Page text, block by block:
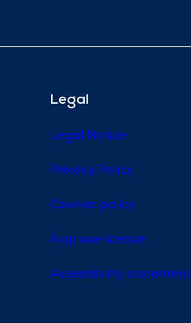
Legal
Legal Notice
Privacy Policy
Cookies policy
App use license
Accessibility statement